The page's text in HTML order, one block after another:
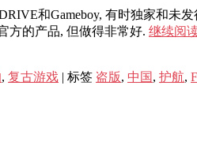
和Gameboy, 有时独家和未
方的产品, 但做得非常好. 继续阅
, 复古游戏 | 标签 盗版, 中国 , 护航,